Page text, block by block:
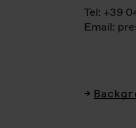
Tel: +39
Email: